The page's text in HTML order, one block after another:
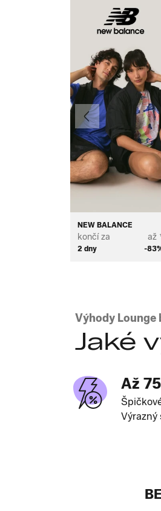
NEW BALANCE
končí za
2 dny
až
-
Předchozí
Výhody Lounge
Jaké
Až
Výrazný